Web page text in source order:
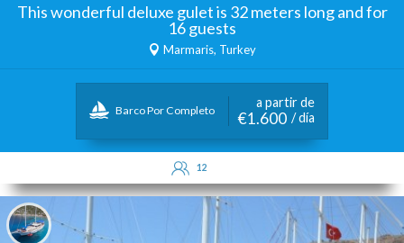
This wonderful deluxe gulet is 32 meters long and for
16 guests
Marmaris, Turkey
Barco Por Completo
a partir de
€1.600 / día
12